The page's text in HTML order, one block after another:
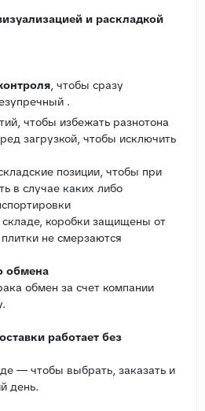
и раскладкой
, чтобы сразу
.
чтобы избежать разнотона
загрузкой, чтобы исключить
позиции, чтобы при
в случае каких либо
коробки защищены от
не смерзаются
обмена
обмен за счет компании
работает без
— чтобы выбрать, заказать и
день.